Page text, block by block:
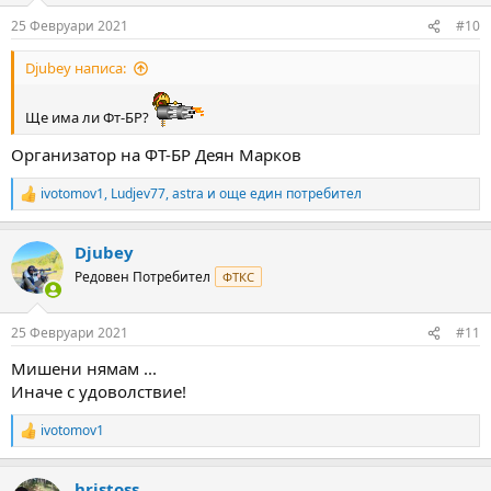
s
:
25 Февруари 2021 #10
Djubey написа:
Ще има ли Фт-БР?
Организатор на ФТ-БР Деян Марков
R
e
c
t
i
s
ivotomov1, Ludjev77,astra и още един потребител
Djubey
Редовен Потребител ФТКС
25 Февруари 2021 #11
Мишени нямам ...
Иначе с удоволствие!
R
e
ivotomov1